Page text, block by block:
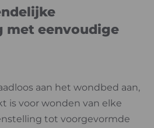
met eenvoudige
aan het wondbed aan,
is voor wonden van elke
tot voorgevormde